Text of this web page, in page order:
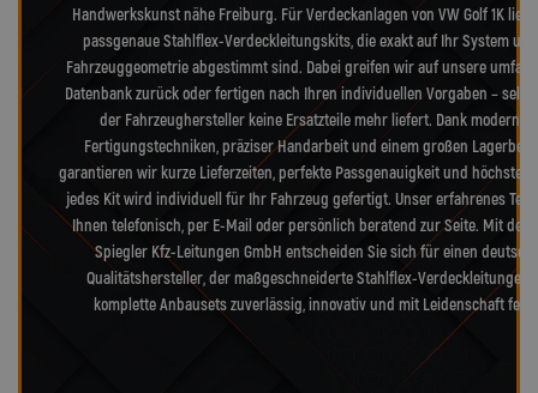
Handwerkskunst nähe Freiburg. Für Verdeckanlagen von VW Golf 1K
passgenaue Stahlflex-Verdeckleitungskits, die exakt auf Ihr System
Fahrzeuggeometrie abgestimmt sind. Dabei greifen wir auf unsere
Datenbank zurück oder fertigen nach Ihren individuellen Vorgaben –
der Fahrzeughersteller keine Ersatzteile mehr liefert. Dank
Fertigungstechniken, präziser Handarbeit und einem großen
garantieren wir kurze Lieferzeiten, perfekte Passgenauigkeit und höchste
jedes Kit wird individuell für Ihr Fahrzeug gefertigt. Unser erfahrenes
Ihnen telefonisch, per E-Mail oder persönlich beratend zur Seite. Mit der
Spiegler Kfz-Leitungen GmbH entscheiden Sie sich für einen
Qualitätshersteller, der maßgeschneiderte Stahlflex-Verdeckleitungen
komplette Anbausets zuverlässig, innovativ und mit Leidenschaft